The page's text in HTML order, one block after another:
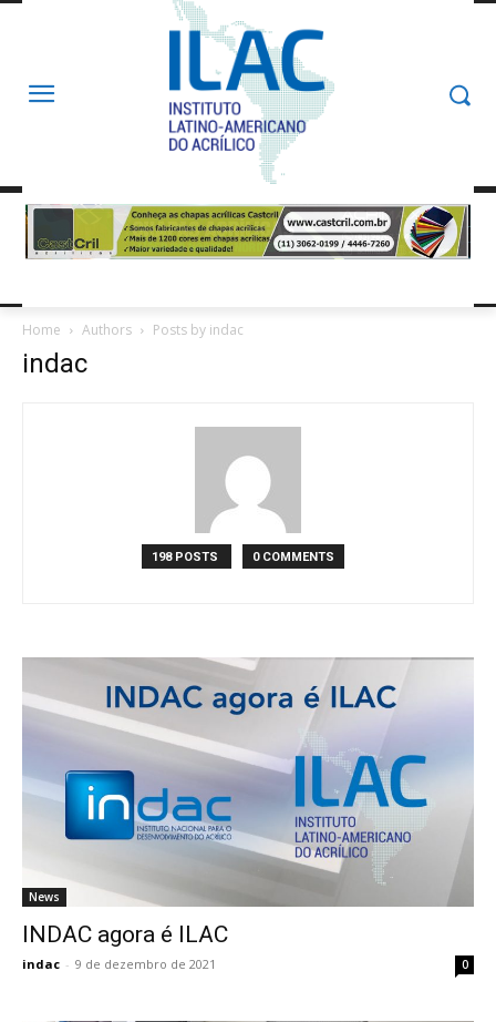
Home Authors Posts by indac
indac
198 POSTS 0 COMMENTS
News
INDAC agora é ILAC
indac - 9 de dezembro de 2021 0